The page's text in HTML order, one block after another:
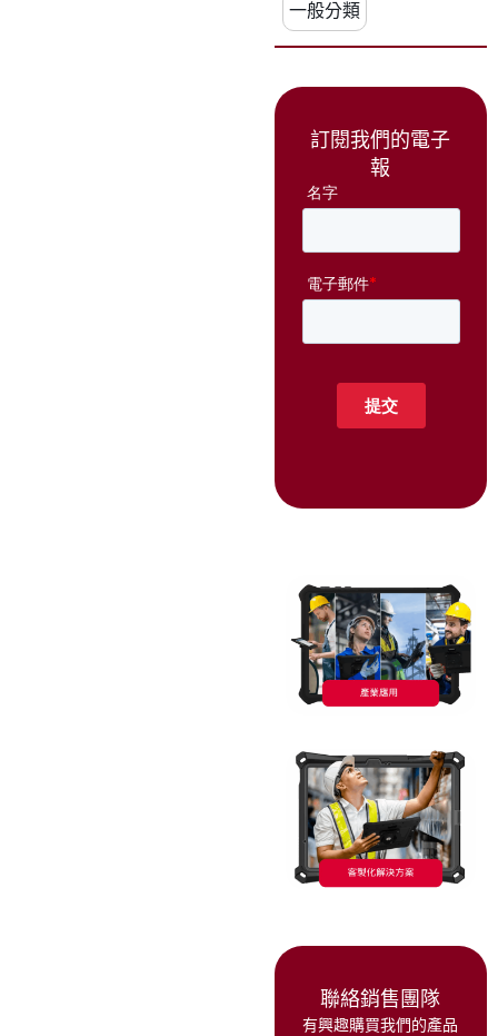
一般分類
訂閱我們的電子
報
聯絡銷售團隊
有興趣購買我們的產品